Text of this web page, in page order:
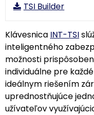
TSI Builder
Klávesnica INT-TSI
inteligentného
možnosti
individuálne pre
ideálnym riešením
uprednostňujúce
užívateľov